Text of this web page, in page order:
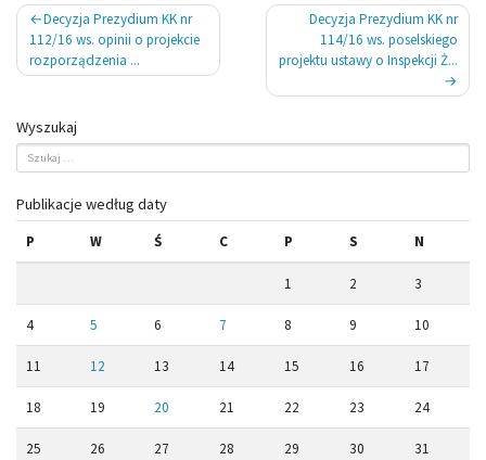
Nawigacja
wpisu
Decyzja Prezydium KK nr
112/16 ws. opinii o projekcie
rozporządzenia ...
Decyzja Prezydium KK nr
114/16 ws. poselskiego
projektu ustawy o Inspekcji Ż...
Wyszukaj
Publikacje według daty
P W Ś C P S N
1 2 3
4 5 6 7 8 9 10
11 12 13 14 15 16 17
18 19 20 21 22 23 24
25 26 27 28 29 30 31